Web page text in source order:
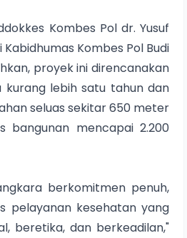
Kombes Pol dr. Yusuf
Kombes Pol Budi
proyek ini direncanakan
kurang lebih satu tahun dan
seluas sekitar 650 meter
bangunan mencapai 2.200
berkomitmen penuh,
pelayanan kesehatan yang
beretika, dan berkeadilan,"